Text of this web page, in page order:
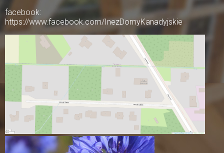
facebook:
https://www.facebook.com/InezDomyKanadyjskie